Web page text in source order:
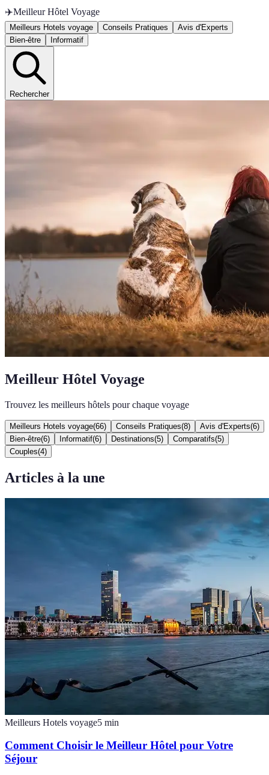
✈️Meilleur Hôtel Voyage
Meilleurs Hotels voyage Conseils Pratiques
Avis d'Experts
Bien-être
Informatif
Rechercher
Meilleur Hôtel Voyage
Trouvez les meilleurs hôtels pour chaque voyage
Meilleurs Hotels voyage(66) Conseils Pratiques(8) Avis d'Experts(6)
Bien-être(6) Informatif(6) Destinations(5) Comparatifs(5)
Couples(4)
Articles à la une
Meilleurs Hotels voyage5 min
Comment Choisir le Meilleur Hôtel pour Votre
Séjour